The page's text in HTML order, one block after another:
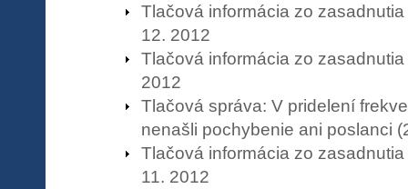
Tlačová informácia zo
12. 2012
Tlačová informácia zo
2012
Tlačová správa: V pridelení
nenašli pochybenie ani poslanci
Tlačová informácia zo
11. 2012